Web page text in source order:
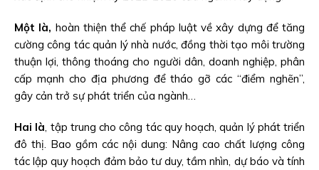
Một là, hoàn thiện thể chế pháp luật về xây dựng để tăng
cường công tác quản lý nhà nước, đồng thời tạo môi trường
thuận lợi, thông thoáng cho người dân, doanh nghiệp, phân
cấp mạnh cho địa phương để tháo gỡ các “điểm nghẽn”,
gây cản trở sự phát triển của ngành…
Hai là , tập trung cho công tác quy hoạch, quản lý phát triển
đô thị. Bao gồm các nội dung: Nâng cao chất lượng công
tác lập quy hoạch đảm bảo tư duy, tầm nhìn, dự báo và tính